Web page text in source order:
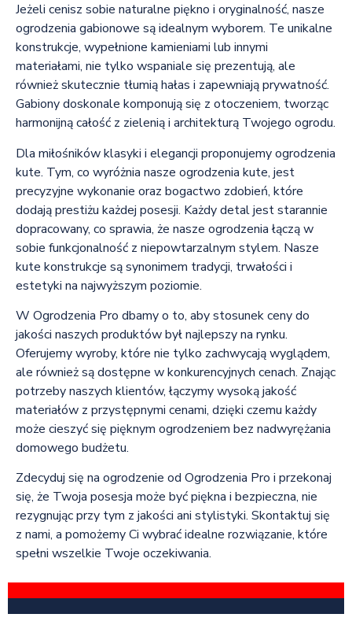
Jeżeli cenisz sobie naturalne piękno i oryginalność, nasze
ogrodzenia gabionowe są idealnym wyborem. Te unikalne
konstrukcje, wypełnione kamieniami lub innymi
materiałami, nie tylko wspaniale się prezentują, ale
również skutecznie tłumią hałas i zapewniają prywatność.
Gabiony doskonale komponują się z otoczeniem, tworząc
harmonijną całość z zielenią i architekturą Twojego ogrodu.
Dla miłośników klasyki i elegancji proponujemy ogrodzenia
kute. Tym, co wyróżnia nasze ogrodzenia kute, jest
precyzyjne wykonanie oraz bogactwo zdobień, które
dodają prestiżu każdej posesji. Każdy detal jest starannie
dopracowany, co sprawia, że nasze ogrodzenia łączą w
sobie funkcjonalność z niepowtarzalnym stylem. Nasze
kute konstrukcje są synonimem tradycji, trwałości i
estetyki na najwyższym poziomie.
W Ogrodzenia Pro dbamy o to, aby stosunek ceny do
jakości naszych produktów był najlepszy na rynku.
Oferujemy wyroby, które nie tylko zachwycają wyglądem,
ale również są dostępne w konkurencyjnych cenach. Znając
potrzeby naszych klientów, łączymy wysoką jakość
materiałów z przystępnymi cenami, dzięki czemu każdy
może cieszyć się pięknym ogrodzeniem bez nadwyrężania
domowego budżetu.
Zdecyduj się na ogrodzenie od Ogrodzenia Pro i przekonaj
się, że Twoja posesja może być piękna i bezpieczna, nie
rezygnując przy tym z jakości ani stylistyki. Skontaktuj się
z nami, a pomożemy Ci wybrać idealne rozwiązanie, które
spełni wszelkie Twoje oczekiwania.